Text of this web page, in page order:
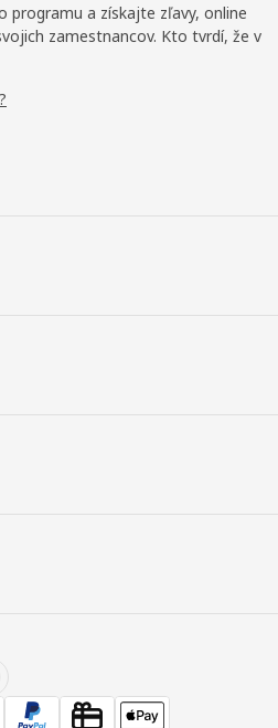
programu a získajte zľavy, online
zamestnancov. Kto tvrdí, že v